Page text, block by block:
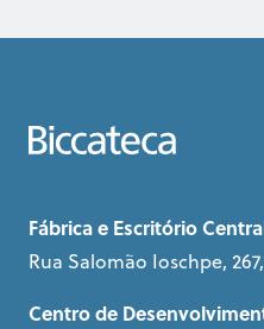
Fábrica e Escritório
Rua Salomão Ioschpe,
Centro de